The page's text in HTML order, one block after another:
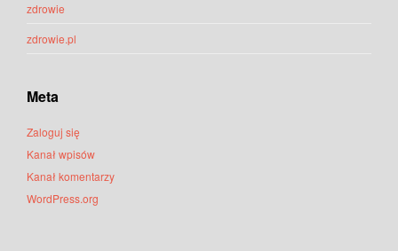
zdrowie
zdrowie.pl
Meta
Zaloguj się
Kanał wpisów
Kanał komentarzy
WordPress.org